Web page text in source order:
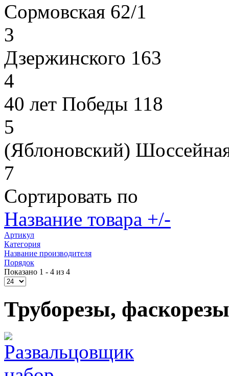
Сормовская 62/1
3
Дзержинского 163
4
40 лет Победы 118
5
(Яблоновский)
7
Сортировать по
Название товара +/-
Артикул
Категория
Название производителя
Порядок
Показано 1 - 4 из 4
Труборезы,